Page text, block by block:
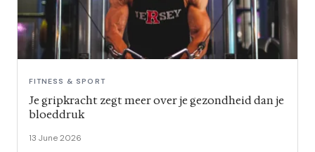
FITNESS & SPORT
Je gripkracht zegt meer over je gezondheid dan je
bloeddruk
13 June 2026